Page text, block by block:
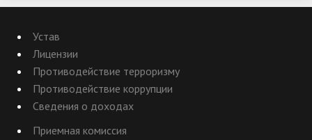
Устав
Лицензии
Противодействие терроризму
Противодействие коррупции
Сведения о доходах
Приемная комиссия